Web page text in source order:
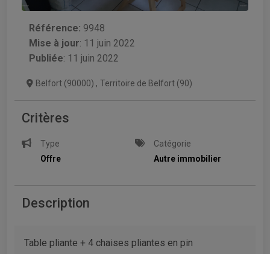
Référence: 9948
Mise à jour: 11 juin 2022
Publiée: 11 juin 2022
Belfort (90000) , Territoire de Belfort (90)
Critères
Type
Offre
Catégorie
Autre immobilier
Description
Table pliante + 4 chaises pliantes en pin